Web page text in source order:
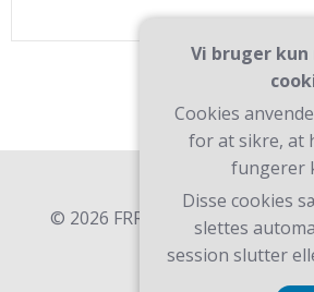
© 2026 FRR. Bygget ved at
Teluro Theme .
Vi bruger
Cookies
for at sikre, at
fungerer
Disse cookies
slettes
session slutter